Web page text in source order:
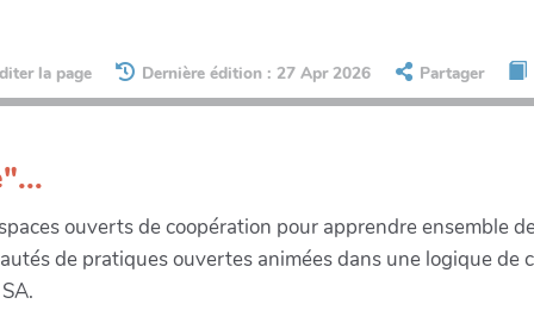
la page Dernière édition : 27 Apr 2026 Partager